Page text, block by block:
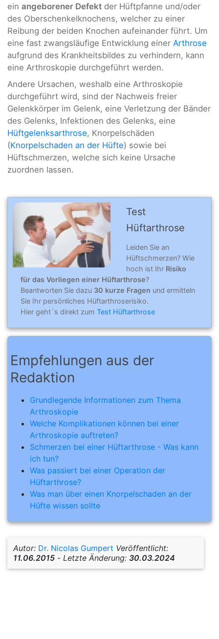
ein angeborener Defekt der Hüftpfanne und/oder
des Oberschenkelknochens, welcher zu einer
Reibung der beiden Knochen aufeinander führt. Um
eine fast zwangsläufige Entwicklung einer Arthrose
aufgrund des Krankheitsbildes zu verhindern, kann
eine Arthroskopie durchgeführt werden.
Andere Ursachen, weshalb eine Arthroskopie
durchgeführt wird, sind der Nachweis freier
Gelenkkörper im Gelenk, eine Verletzung der Bänder
des Gelenks, Infektionen des Gelenks, eine
Hüftgelenksarthrose, Knorpelschäden
(Knorpelschaden an der Hüfte) sowie bei
Hüftschmerzen, welche sich keine Ursache
zuordnen lassen.
Test
Hüftarthrose
Leiden Sie an
Hüftschmerzen? Wie
hoch ist Ihr Risiko
für das Vorliegen einer Hüftarthrose?
Beantworten Sie dazu 30 kurze Fragen und ermitteln
Sie Ihr persönliches Hüftarthroserisiko.
Hier geht´s direkt zum Test Hüftarthrose
Empfehlungen aus der
Redaktion
Grundlegende Informationen zum Thema
Arthroskopie
Welche Komplikationen können bei einer
Arthroskopie auftreten?
Schmerzen bei einer Hüftarthrose - Was kann
ich tun?
Was passiert bei einer Operation der
Hüftarthrose?
Was man über einen Knorpelschaden an der
Hüfte wissen sollte
Autor: Dr. Nicolas Gumpert Veröffentlicht:
11.06.2015 - Letzte Änderung: 30.03.2024